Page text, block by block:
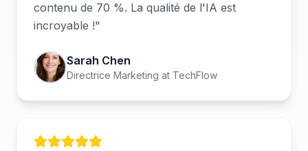
contenu de 70 %. La qualité de l'IA est
incroyable !"
Sarah Chen
Directrice Marketing at TechFlow